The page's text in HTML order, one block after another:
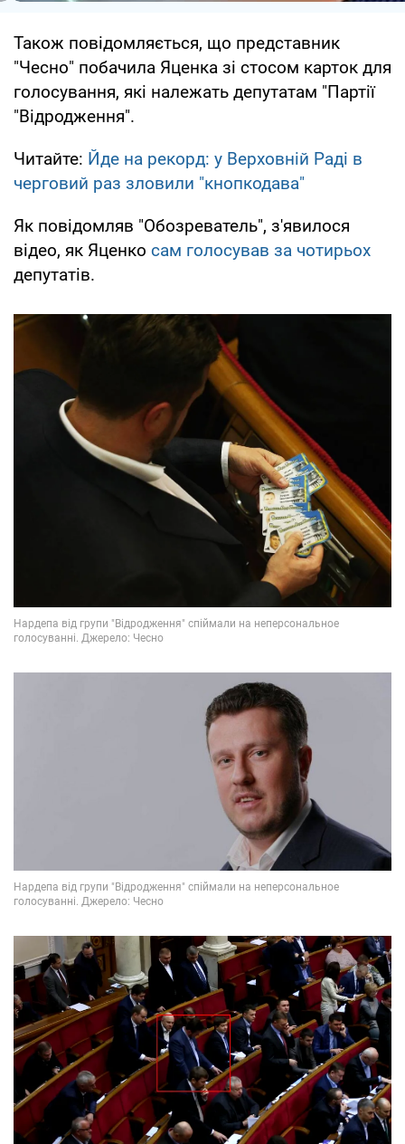
Також повідомляється, що представник
"Чесно" побачила Яценка зі стосом карток для
голосування, які належать депутатам "Партії
"Відродження".
Читайте: Йде на рекорд: у Верховній Раді в
черговий раз зловили "кнопкодава"
Як повідомляв "Обозреватель", з'явилося
відео, як Яценко сам голосував за чотирьох
депутатів.